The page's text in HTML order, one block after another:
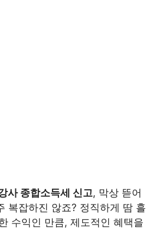
사 종합소득세 신고, 막상 뜯어
복잡하진 않죠? 정직하게 땀 흘
수익인 만큼, 제도적인 혜택을